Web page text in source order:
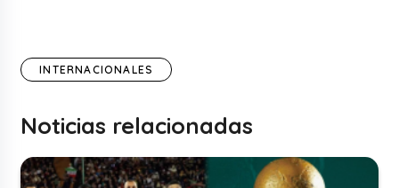
INTERNACIONALES
Noticias relacionadas